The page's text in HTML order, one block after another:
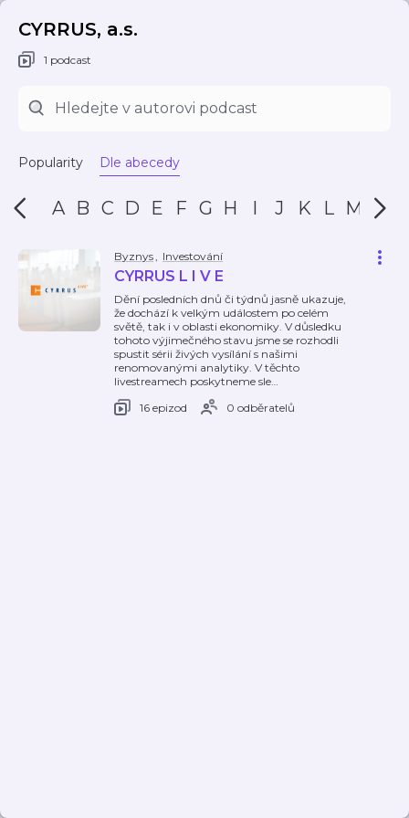
CYRRUS, a.s.
1 podcast
Popularity Dle abecedy
A B C D E F G H I J K L M N
Byznys, Investování
CYRRUS L I V E
Dění posledních dnů či týdnů jasně ukazuje,
že dochází k velkým událostem po celém
světě, tak i v oblasti ekonomiky. V důsledku
tohoto výjimečného stavu jsme se rozhodli
spustit sérii živých vysílání s našimi
renomovanými analytiky. V těchto
livestreamech poskytneme sle…
16 epizod
0 odběratelů